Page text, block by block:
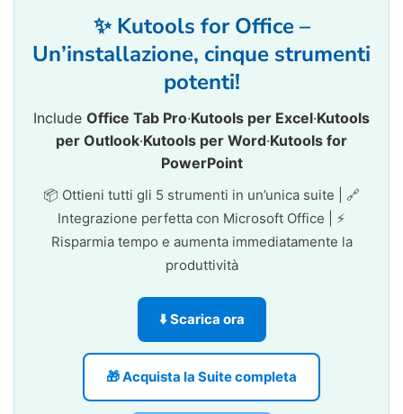
✨ Kutools for Office –
Un’installazione, cinque strumenti
potenti!
Include Office Tab Pro·Kutools per Excel·Kutools
per Outlook·Kutools per Word·Kutools for
PowerPoint
📦 Ottieni tutti gli 5 strumenti in un’unica suite | 🔗
Integrazione perfetta con Microsoft Office | ⚡
Risparmia tempo e aumenta immediatamente la
produttività
⬇️ Scarica ora
🎁 Acquista la Suite completa